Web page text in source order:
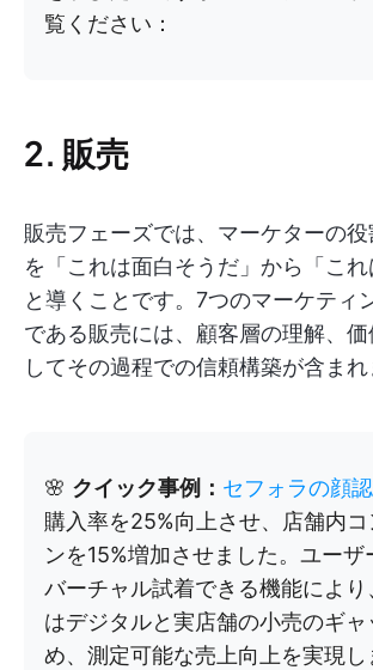
覧ください：
2. 販売
販売フェーズでは、マーケターの
を「これは面白そうだ」から「こ
と導くことです。7つのマーケティ
である販売には、顧客層の理解、
してその過程での信頼構築が含まれ
🌸 クイック事例： セフォラの顔
購入率を25%向上させ、店舗内コ
ンを15%増加させました。ユーザ
バーチャル試着できる機能により
はデジタルと実店舗の小売のギャ
め、測定可能な売上向上を実現し